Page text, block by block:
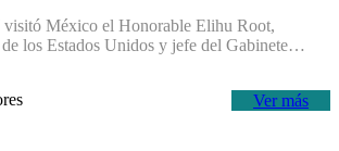
visitó México el Honorable Elihu Root,
de los Estados Unidos y jefe del Gabinete…
Ver más